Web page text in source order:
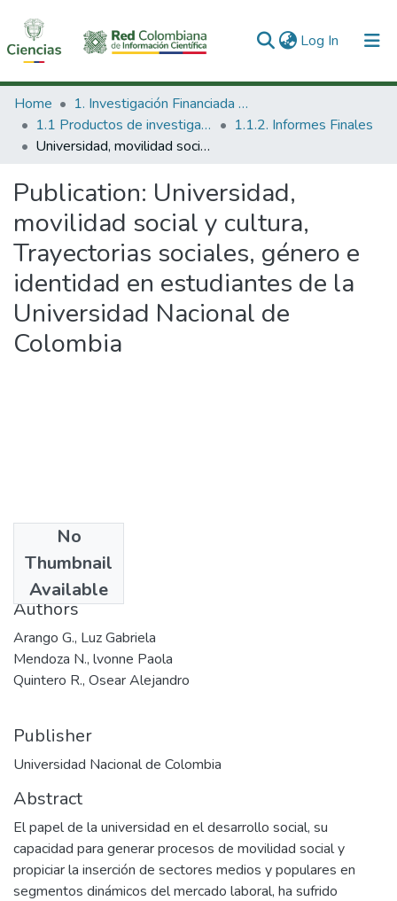
Log In (current)
Communities & Collections
All of DSpace
Home
1. Investigación Financiada con Recursos Públicos
1.1 Productos de investigación
1.1.2. Informes Finales
Universidad, movilidad social y cultura, Trayectorias sociales, género e identidad en estudiantes de la Universidad Nacional de Colombia
Publication: Universidad,
movilidad social y cultura,
Trayectorias sociales, género e
identidad en estudiantes de la
Universidad Nacional de
Colombia
No
Thumbnail
Available
2003-02-24
Authors
Arango G., Luz Gabriela
Mendoza N., lvonne Paola
Quintero R., Osear Alejandro
Publisher
Universidad Nacional de Colombia
Abstract
El papel de la universidad en el desarrollo social, su
capacidad para generar procesos de movilidad social y
propiciar la inserción de sectores medios y populares en
segmentos dinámicos del mercado laboral, ha sufrido